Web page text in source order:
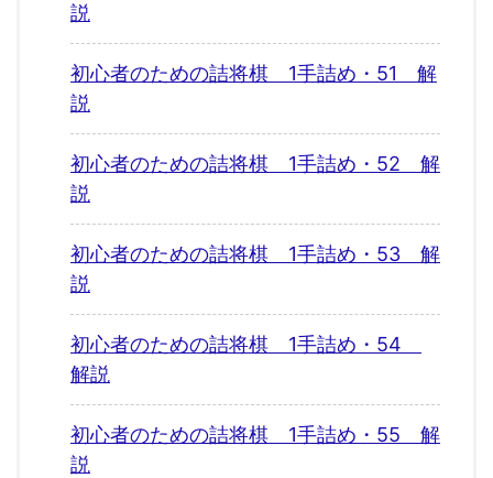
説
初心者のための詰将棋 1手詰め・51 解
説
初心者のための詰将棋 1手詰め・52 解
説
初心者のための詰将棋 1手詰め・53 解
説
初心者のための詰将棋 1手詰め・54
解説
初心者のための詰将棋 1手詰め・55 解
説